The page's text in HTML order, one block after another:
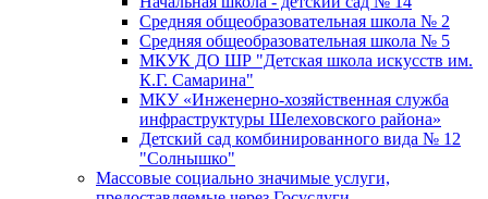
Средняя общеобразовательная школа № 2
Средняя общеобразовательная школа № 5
МКУК ДО ШР "Детская школа искусств им.
К.Г. Самарина"
МКУ «Инженерно-хозяйственная служба
инфраструктуры Шелеховского района»
Детский сад комбинированного вида № 12
"Солнышко"
Массовые социально значимые услуги,